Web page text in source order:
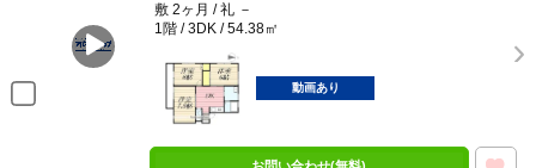
敷 2ヶ月 / 礼 －
1階 / 3DK / 54.38㎡
動画あり